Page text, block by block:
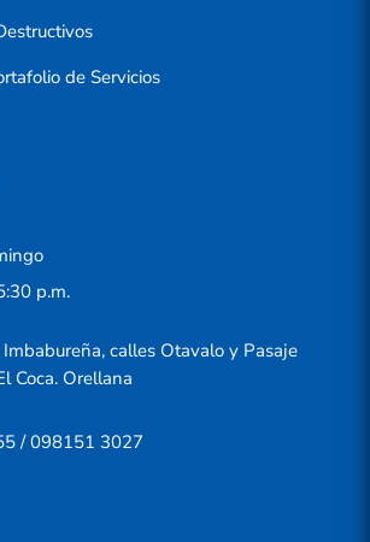
de Servicios
p.m.
calles Otavalo y Pasaje
Coca. Orellana
/ 098151 3027